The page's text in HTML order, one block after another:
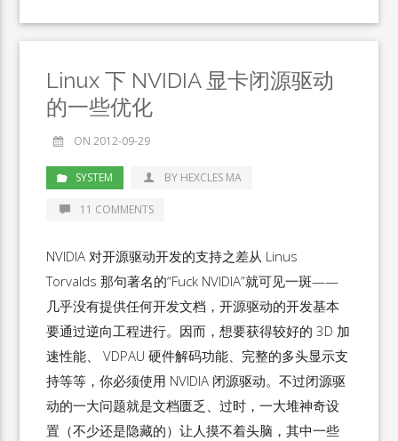
Linux 下 NVIDIA 显卡闭源驱动
的一些优化
ON 2012-09-29
SYSTEM BY HEXCLES MA
11 COMMENTS
NVIDIA 对开源驱动开发的支持之差从 Linus
Torvalds 那句著名的“Fuck NVIDIA”就可见一斑——
几乎没有提供任何开发文档，开源驱动的开发基本
要通过逆向工程进行。因而，想要获得较好的 3D 加
速性能、 VDPAU 硬件解码功能、完整的多头显示支
持等等，你必须使用 NVIDIA 闭源驱动。不过闭源驱
动的一大问题就是文档匮乏、过时，一大堆神奇设
置（不少还是隐藏的）让人摸不着头脑，其中一些